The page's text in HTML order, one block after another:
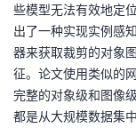
子
直
播
的
活
动
我
的
关
我
的
我
些模型无法有效地定
出了一种实现实例感
器来获取裁剪的对象
征。论文使用类似的
完整的对象级和图像
都是从大规模数据集